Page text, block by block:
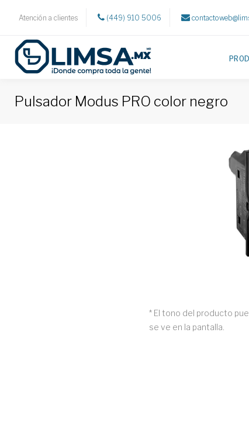
Atención a clientes (449) 910 5006
Pulsador Modus PRO color negro
* El tono del producto
se ve en la pantalla.